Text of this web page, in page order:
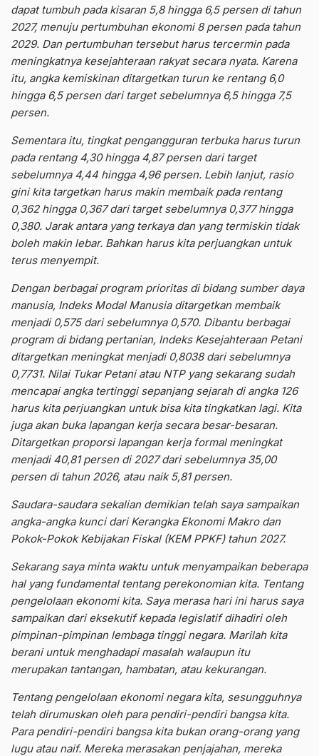
dapat tumbuh pada kisaran 5,8 hingga 6,5 persen di tahun
2027, menuju pertumbuhan ekonomi 8 persen pada tahun
2029. Dan pertumbuhan tersebut harus tercermin pada
meningkatnya kesejahteraan rakyat secara nyata. Karena
itu, angka kemiskinan ditargetkan turun ke rentang 6,0
hingga 6,5 persen dari target sebelumnya 6,5 hingga 7,5
persen.
Sementara itu, tingkat pengangguran terbuka harus turun
pada rentang 4,30 hingga 4,87 persen dari target
sebelumnya 4,44 hingga 4,96 persen. Lebih lanjut, rasio
gini kita targetkan harus makin membaik pada rentang
0,362 hingga 0,367 dari target sebelumnya 0,377 hingga
0,380. Jarak antara yang terkaya dan yang termiskin tidak
boleh makin lebar. Bahkan harus kita perjuangkan untuk
terus menyempit.
Dengan berbagai program prioritas di bidang sumber daya
manusia, Indeks Modal Manusia ditargetkan membaik
menjadi 0,575 dari sebelumnya 0,570. Dibantu berbagai
program di bidang pertanian, Indeks Kesejahteraan Petani
ditargetkan meningkat menjadi 0,8038 dari sebelumnya
0,7731. Nilai Tukar Petani atau NTP yang sekarang sudah
mencapai angka tertinggi sepanjang sejarah di angka 126
harus kita perjuangkan untuk bisa kita tingkatkan lagi. Kita
juga akan buka lapangan kerja secara besar-besaran.
Ditargetkan proporsi lapangan kerja formal meningkat
menjadi 40,81 persen di 2027 dari sebelumnya 35,00
persen di tahun 2026, atau naik 5,81 persen.
Saudara-saudara sekalian demikian telah saya sampaikan
angka-angka kunci dari Kerangka Ekonomi Makro dan
Pokok-Pokok Kebijakan Fiskal (KEM PPKF) tahun 2027.
Sekarang saya minta waktu untuk menyampaikan beberapa
hal yang fundamental tentang perekonomian kita. Tentang
pengelolaan ekonomi kita. Saya merasa hari ini harus saya
sampaikan dari eksekutif kepada legislatif dihadiri oleh
pimpinan-pimpinan lembaga tinggi negara. Marilah kita
berani untuk menghadapi masalah walaupun itu
merupakan tantangan, hambatan, atau kekurangan.
Tentang pengelolaan ekonomi negara kita, sesungguhnya
telah dirumuskan oleh para pendiri-pendiri bangsa kita.
Para pendiri-pendiri bangsa kita bukan orang-orang yang
lugu atau naif. Mereka merasakan penjajahan, mereka